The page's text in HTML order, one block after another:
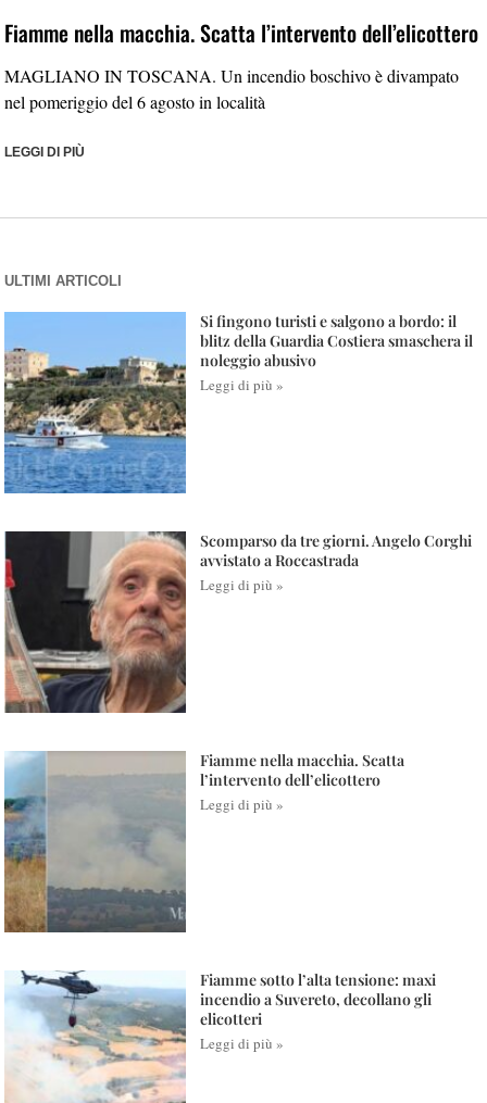
Fiamme nella macchia. Scatta l’intervento dell’elicottero
MAGLIANO IN TOSCANA. Un incendio boschivo è divampato
nel pomeriggio del 6 agosto in località
LEGGI DI PIÙ
ULTIMI ARTICOLI
Si fingono turisti e salgono a bordo: il
blitz della Guardia Costiera smaschera il
noleggio abusivo
Leggi di più »
Scomparso da tre giorni. Angelo Corghi
avvistato a Roccastrada
Leggi di più »
Fiamme nella macchia. Scatta
l’intervento dell’elicottero
Leggi di più »
Fiamme sotto l’alta tensione: maxi
incendio a Suvereto, decollano gli
elicotteri
Leggi di più »